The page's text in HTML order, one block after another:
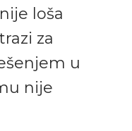
loša
za
u
nije